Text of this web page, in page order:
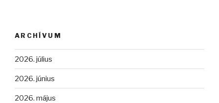
ARCHÍVUM
2026. július
2026. június
2026. május